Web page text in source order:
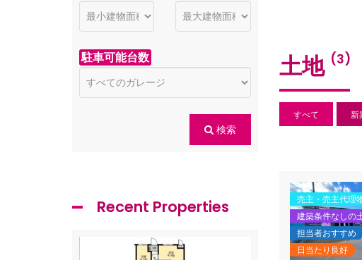
土地 (3)
すべて 新
売主・売主代理
建築条件なしの
担当者おすすめ
日当たり良好
駐車可能台数
検索
Recent Properties